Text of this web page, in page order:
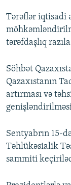
Tərəflər iqtisadi
tərəfdaşlıq
Söhbət
Qazaxıstanın
artırması və
Sentyabrın 15-
Təhlükəsialik
sammiti